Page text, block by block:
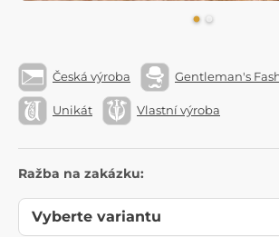
Česká výroba Gentleman's
Unikát Vlastní výroba
Ražba na zakázku: